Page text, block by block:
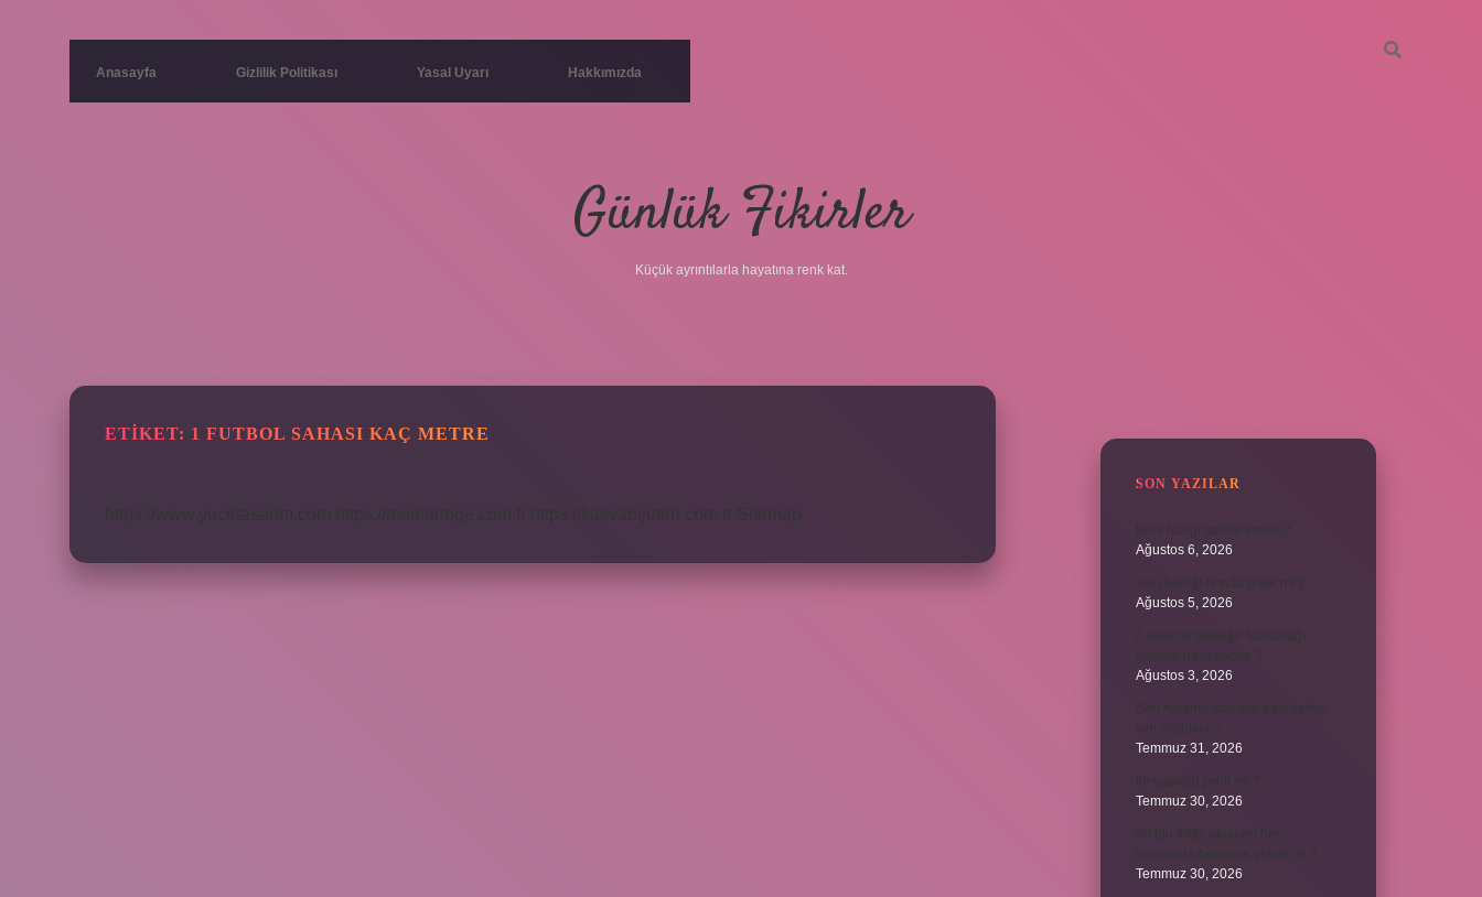
Anasayfa Gizlilik Politikası Yasal Uyarı Hakkımızda
Günlük Fikirler
Küçük ayrıntılarla hayatına renk kat.
ETIKET: 1 FUTBOL SAHASI KAÇ METRE
SON YAZILAR
Ağustos 6, 2026
Ağustos 5, 2026
Ağustos 3, 2026
Temmuz 31, 2026
Temmuz 30, 2026
Temmuz 30, 2026